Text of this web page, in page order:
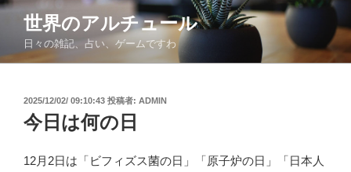
コ
ン
世界のアルチュール
日々の雑記、占い、ゲームですわ
投
稿
日:
2025/12/02/ 09:10:43 投稿者: ADMIN
今日は何の日
12月2日は「ビフィズス菌の日」「原子炉の日」「日本人